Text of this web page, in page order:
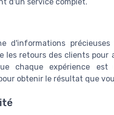
d'informations
les retours des clients pour
chaque expérience
obtenir le résultat que